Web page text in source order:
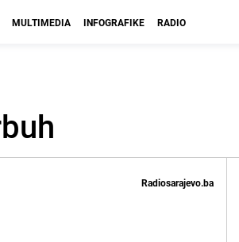
MULTIMEDIA INFOGRAFIKE RADIO
Radiosarajevo.ba